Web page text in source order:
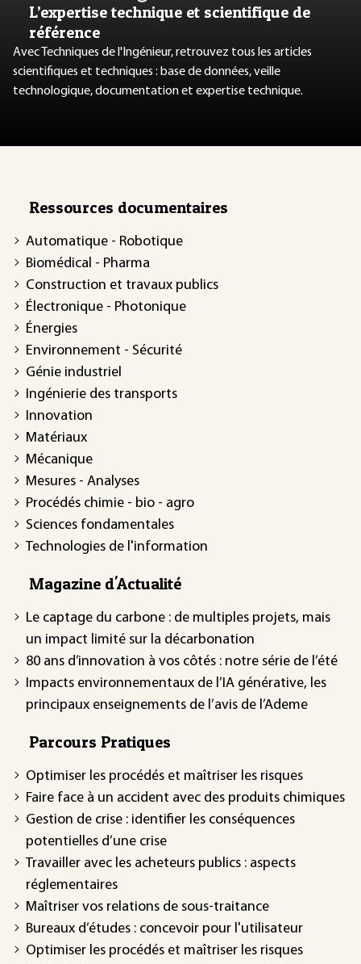
L’expertise technique et scientifique de
référence
Avec Techniques de l'Ingénieur, retrouvez tous les articles
scientifiques et techniques : base de données, veille
technologique, documentation et expertise technique.
Ressources documentaires
Automatique - Robotique
Biomédical - Pharma
Construction et travaux publics
Électronique - Photonique
Énergies
Environnement - Sécurité
Génie industriel
Ingénierie des transports
Innovation
Matériaux
Mécanique
Mesures - Analyses
Procédés chimie - bio - agro
Sciences fondamentales
Technologies de l'information
Magazine d'Actualité
Le captage du carbone : de multiples projets, mais
un impact limité sur la décarbonation
80 ans d’innovation à vos côtés : notre série de l’été
Impacts environnementaux de l’IA générative, les
principaux enseignements de l’avis de l’Ademe
Parcours Pratiques
Optimiser les procédés et maîtriser les risques
Faire face à un accident avec des produits chimiques
Gestion de crise : identifier les conséquences
potentielles d’une crise
Travailler avec les acheteurs publics : aspects
réglementaires
Maîtriser vos relations de sous-traitance
Bureaux d’études : concevoir pour l'utilisateur
Optimiser les procédés et maîtriser les risques